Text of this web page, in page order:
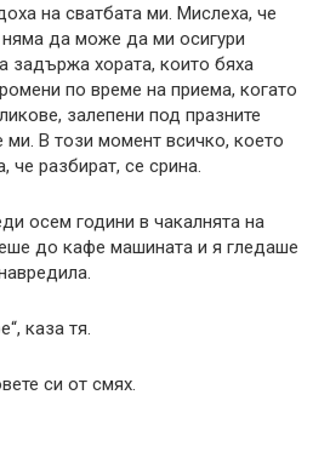
на сватбата ми. Мислеха, че
да може да ми осигури
задържа хората, които бяха
по време на приема, когато
залепени под празните
ми. В този момент всичко, което
че разбират, се срина.
осем години в чакалнята на
до кафе машината и я гледаше
каза тя.
си от смях.